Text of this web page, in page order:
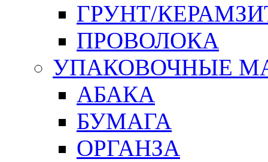
ГРУНТ/
ПРОВОЛОКА
УПАКОВОЧНЫЕ
АБАКА
БУМАГА
ОРГАНЗА